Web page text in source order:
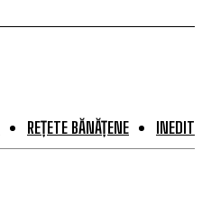
REȚETE BĂNĂȚENE INEDIT